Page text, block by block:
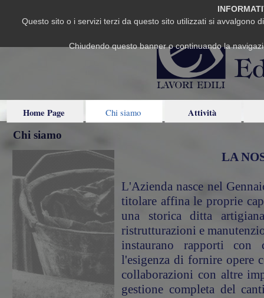
Home Page Chi siamo
Attività
Chi siamo
LA
L'Azienda nasce nel
titolare affina le proprie
una storica ditta
ristrutturazioni e
instaurano rapporti con
l'esigenza di fornire opere
collaborazioni con altre
gestione completa del
Questo sito o i servizi terzi da questo sito utilizzati si avvalgono
Chiudendo questo banner o continuando la